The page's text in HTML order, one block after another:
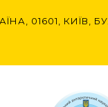
01601, КИЇВ,